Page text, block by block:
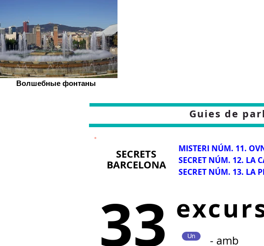
Волшебные фонтаны
Guies de
MISTERI NÚM. 11.
SECRET NÚM. 12. LA
SECRET NÚM. 13. LA
SECRETS
BARCELONA
33
- amb
Un